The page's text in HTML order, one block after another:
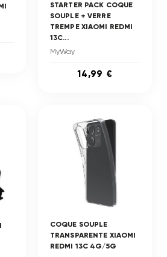
STARTER PACK COQUE
SOUPLE + VERRE
TREMPE XIAOMI REDMI
13C...
MyWay
14,99 €
COQUE SOUPLE
TRANSPARENTE XIAOMI
REDMI 13C 4G/5G